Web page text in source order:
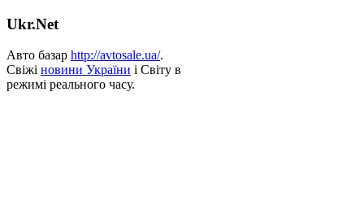
Ukr.Net
Авто базар http://avtosale.ua/.
Свіжі новини України і Світу в
режимі реального часу.